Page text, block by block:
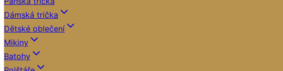
Dámská trička
Dětské oblečení
Mikiny
Batohy